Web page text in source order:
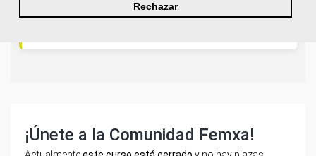
Rechazar
¿Recibiré un certificado al finalizar un
¡Únete a la Comunidad Femxa!